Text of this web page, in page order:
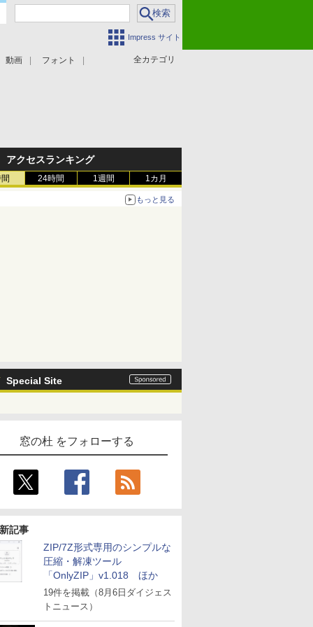
Impress サイト
全カテゴリ
動画 フォント
アクセスランキング
24時間 1週間 1カ月
もっと見る
Special Site
窓の杜 をフォローする
記事
ZIP/7Z形式専用のシンプルな
圧縮・解凍ツール
「OnlyZIP」v1.018 ほか
19件を掲載（8月6日ダイジェス
トニュース）